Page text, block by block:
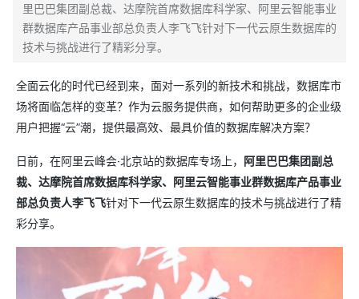
里巴巴集团副总裁、达摩院首席数据库科学家、阿⾥云智能事业
群数据库产品事业部总负责⼈李飞飞针对下一代云原生数据库的
技术与挑战进行了精彩分享。
全面云化的时代已经到来，面对一系列的新技术和挑战，数据库市
场将面临怎样的变革？作为云服务提供商，如何帮助更多的企业级
用户把握“云”潮，提供最高效、最具价值的数据库解决方案？
日前，在阿里云峰会·北京站的数据库专场上， 阿里巴巴集团副总
裁、达摩院首席数据库科学家、阿⾥云智能事业群数据库产品事业
部总负责⼈李飞飞针对下一代云原生数据库的技术与挑战进行了精
彩分享。